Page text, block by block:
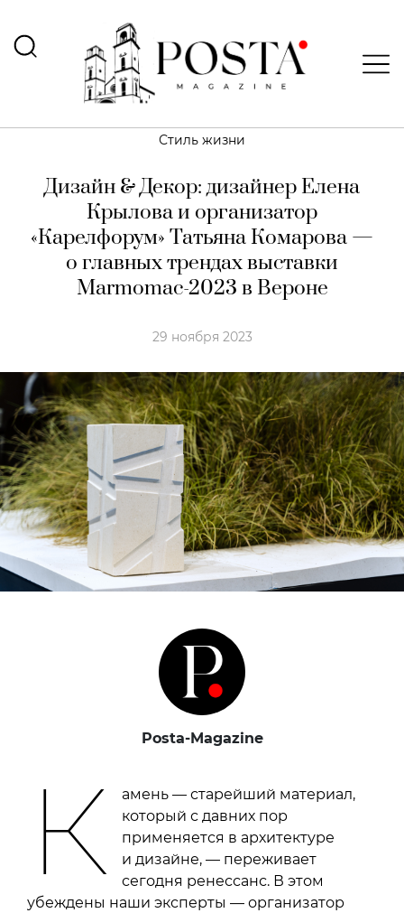
Стиль жизни
Дизайн & Декор: дизайнер Елена
Крылова и организатор
«Карелфорум» Татьяна Комарова —
о главных трендах выставки
Marmomac-2023 в Вероне
29 ноября 2023
Posta-Magazine
К
амень — старейший материал,
который с давних пор
применяется в архитектуре
и дизайне, — переживает
сегодня ренессанс. В этом
убеждены наши эксперты — организатор